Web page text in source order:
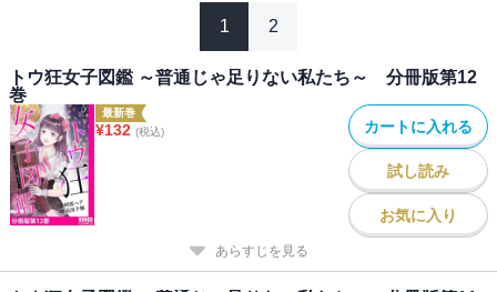
1 2
トウ狂女子図鑑 ～普通じゃ足りない私たち～ 分冊版第12
巻
最新巻
¥132 (税込) カートに入れる
試し読み
お気に入り
あらすじを見る